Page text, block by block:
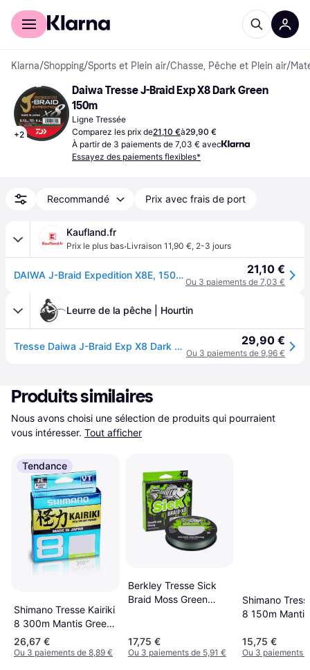
Acheter avec Klarna
Klarna/Shopping/Sports et Plein air/Chasse, Pêche et Plein air/
+2
Daiwa Tresse J-Braid Exp X8 Dark Green
150m
Ligne Tressée
Comparez les prix de21,10 €à29,90 €
À partir de 3 paiements de 7,03 € avec
Essayez des paiements flexibles*
Recommandé Prix avec frais de port
Kaufland.fr
Prix le plus bas·Livraison 11,90 €, 2-3 jours
DAIWA J-Braid Expedition X8E, 150m, 0,1mm, 6.9kg / 15,21lbs, vert, tresse, 12551-010 21,10 €
Ou 3 paiements de 7,03 €
Leurre de la pêche | Hourtin
Tresse Daiwa J-Braid Exp X8 Dark Green 150m : Coloris Daiwa - Dark Green, Cond - 150m, Diamètre - 0,10mm, Résistance - 7kg 29,90 €
Ou 3 paiements de 9,96 €
Produits similaires
Nous avons choisi une sélection de produits qui pourraient
vous intéresser. Tout afficher
Tendance
Shimano Tresse Kairiki
8 300m Mantis Green
diamètre nylon 6/100
26,67 €
Ou 3 paiements de 8,89 €
Berkley Tresse Sick
Braid Moss Green
Diamètre 0,06mm,
Résistance 5,4Kg
17,75 €
Ou 3 paiements de 5,91 €
Shimano
8 150m
15,75 €
Ou 3 paiements